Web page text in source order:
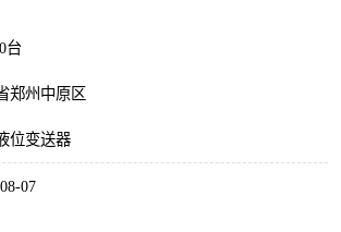
台
郑州中原区
位变送器
07